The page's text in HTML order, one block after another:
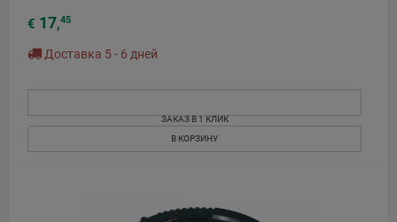
€ 17,45
Доставка 5 - 6 дней
ЗАКАЗ В 1 КЛИК
В КОРЗИНУ